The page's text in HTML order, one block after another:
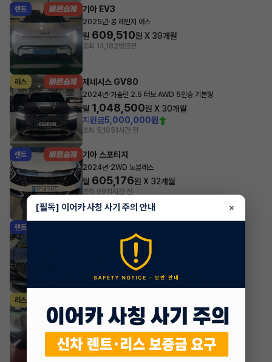
렌트 기아 EV3
2025년·롱 레인지 어스
월 609,510원 X 39개월
조회 14,182방금전
리스 제네시스 GV80
2024년·가솔린 2.5 터보 AWD 5인승 기본형
월 1,048,500원 X 30개월
지원금5,000,000원
조회 5,1051시간 전
렌트 기아 스포티지
2024년·2WD 노블레스
월 605,176원 X 32개월
조회 991 1시간 전
렌트
가솔린 2.5 터보 2WD 기본형
983,840원 X
3,000,000원
조회 6,6241시간 전
리스
2025년 가솔린 2.0 터보 N DCT
월 594,980원 X 45개월
지원금8,000,000원
조회 1,828 1시간 전
[필독] 이어카 사칭 사기 주의 안내 ×